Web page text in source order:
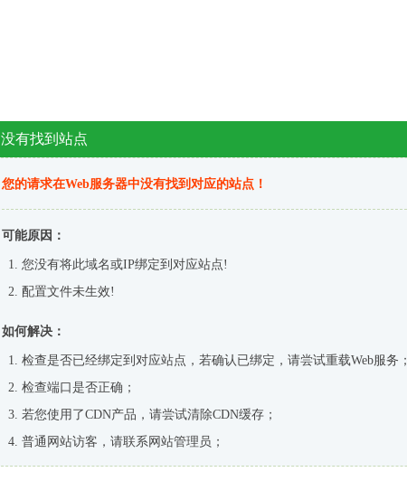
没有找到站点
您的请求在Web服务器中没有找到对应的站点！
可能原因：
您没有将此域名或IP绑定到对应站点!
配置文件未生效!
如何解决：
检查是否已经绑定到对应站点，若确认已绑定，请尝试重载Web服务；
检查端口是否正确；
若您使用了CDN产品，请尝试清除CDN缓存；
普通网站访客，请联系网站管理员；